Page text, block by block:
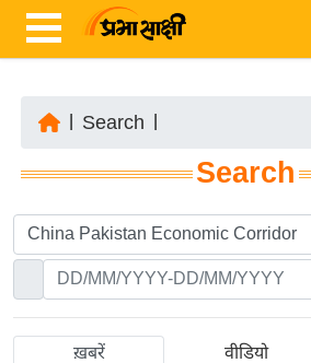
ज़ा
ख
र
ष्ट्री
Search
Search
ख़बरें वीडियो